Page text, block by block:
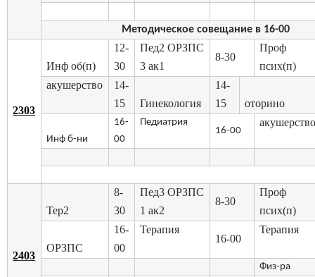
Методическое совещание в 16-00
2303
Инф об(п)
12-
30
Пед2 ОРЗПС
3 ак1
8-30
Проф
псих(п)
акушерство
14-
15
Гинекология
14-
15
оторино
Инф б-ни
16-
00
Педиатрия
16-00
2403
Тер2
8-
30
Пед3 ОРЗПС
1 ак2
8-30
Проф
псих(п)
ОРЗПС
16-
00
Терапия
16-00
Терапия
Физ-ра